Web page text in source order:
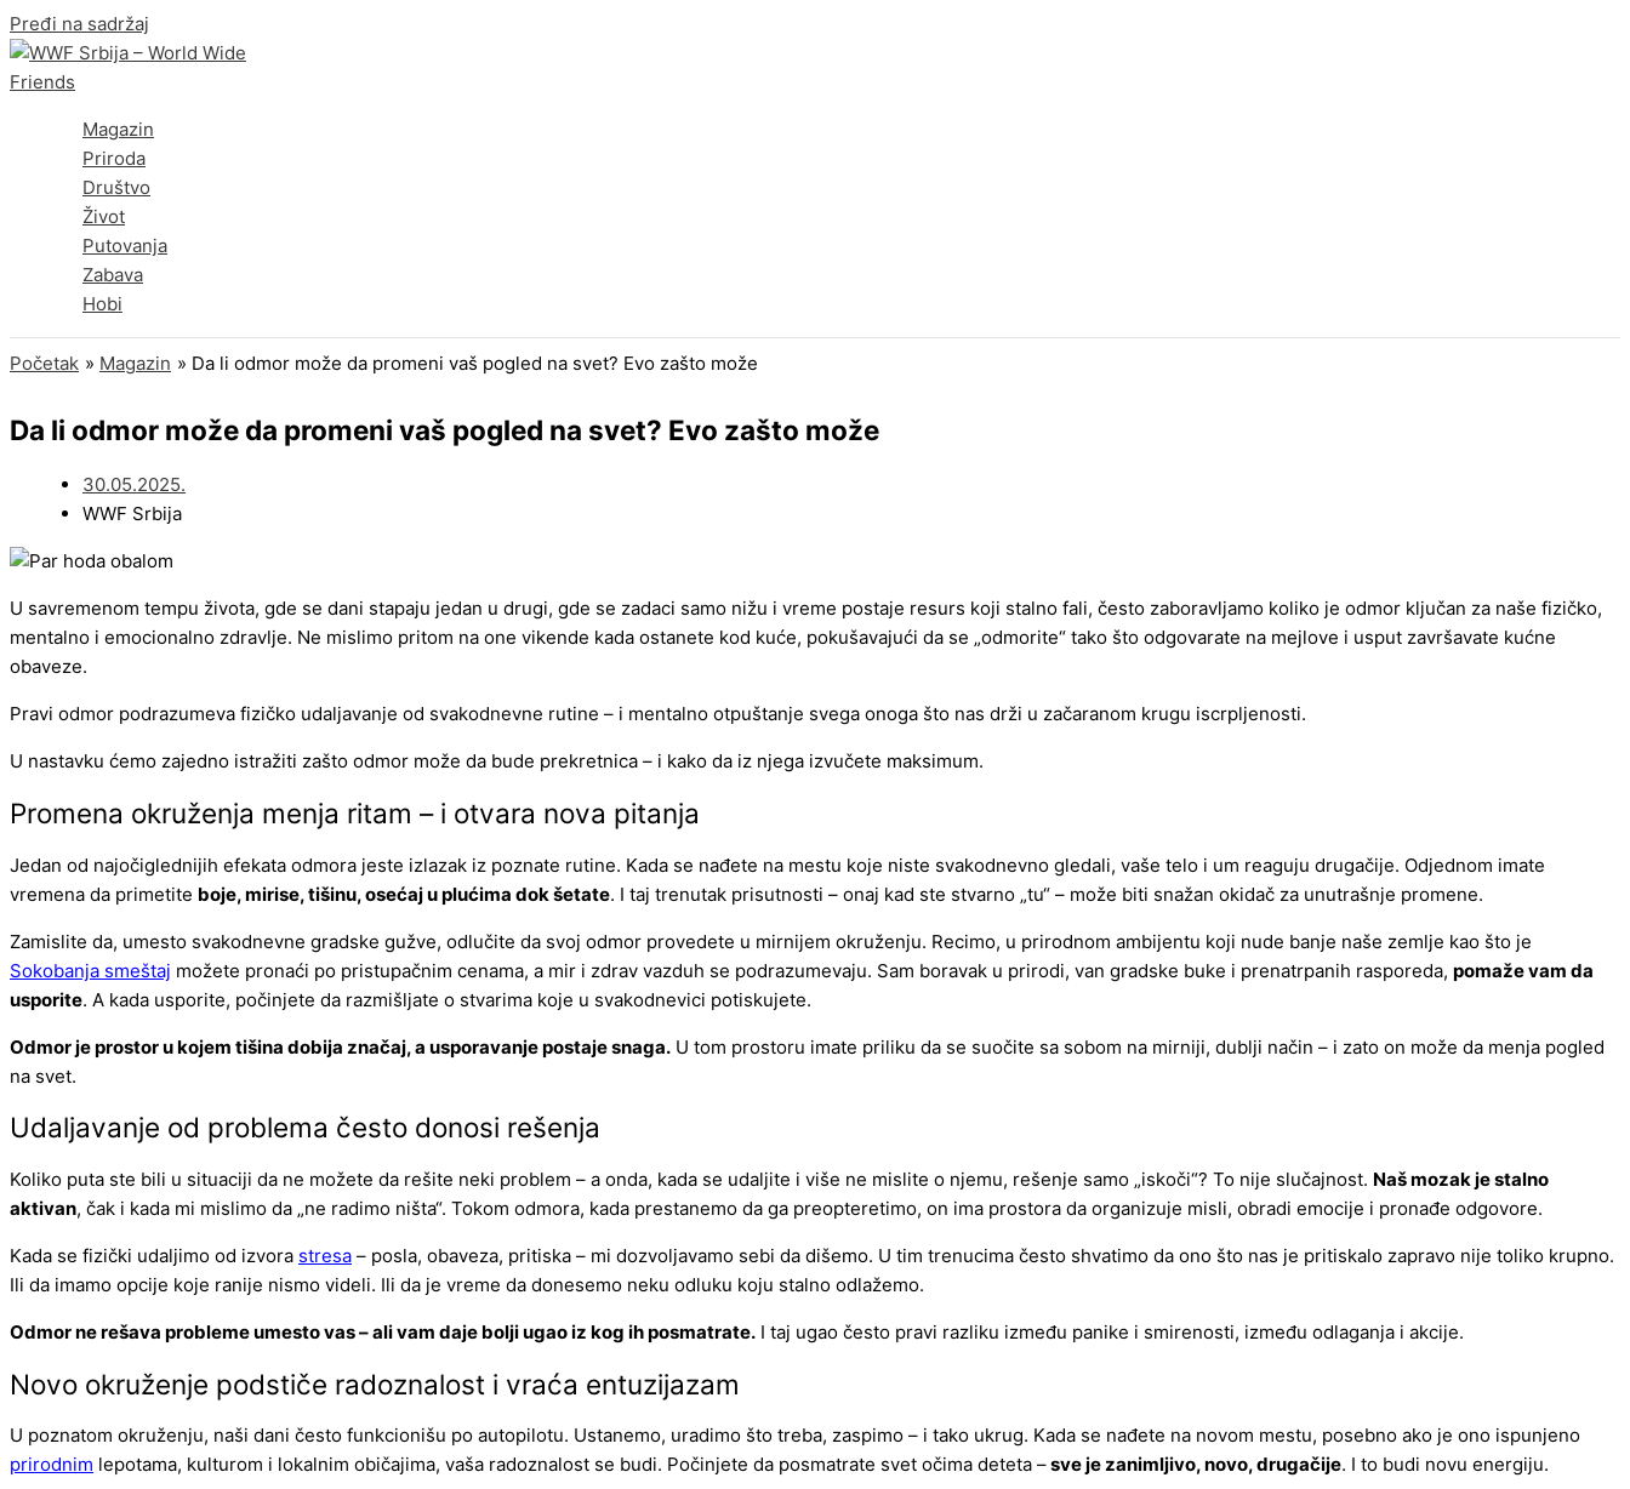
Pređi na sadržaj
Magazin
Priroda
Društvo
Život
Putovanja
Zabava
Hobi
Početak Magazin Da li odmor može da promeni vaš pogled na svet? Evo zašto može
Da li odmor može da promeni vaš pogled na svet? Evo zašto može
30.05.2025.
WWF Srbija
U savremenom tempu života, gde se dani stapaju jedan u drugi, gde se zadaci samo nižu i vreme postaje resurs koji stalno fali, često zaboravljamo koliko je odmor ključan za naše fizičko,
mentalno i emocionalno zdravlje. Ne mislimo pritom na one vikende kada ostanete kod kuće, pokušavajući da se „odmorite“ tako što odgovarate na mejlove i usput završavate kućne
obaveze.
Pravi odmor podrazumeva fizičko udaljavanje od svakodnevne rutine – i mentalno otpuštanje svega onoga što nas drži u začaranom krugu iscrpljenosti.
U nastavku ćemo zajedno istražiti zašto odmor može da bude prekretnica – i kako da iz njega izvučete maksimum.
Promena okruženja menja ritam – i otvara nova pitanja
Jedan od najočiglednijih efekata odmora jeste izlazak iz poznate rutine. Kada se nađete na mestu koje niste svakodnevno gledali, vaše telo i um reaguju drugačije. Odjednom imate
vremena da primetite boje, mirise, tišinu, osećaj u plućima dok šetate. I taj trenutak prisutnosti – onaj kad ste stvarno „tu“ – može biti snažan okidač za unutrašnje promene.
Zamislite da, umesto svakodnevne gradske gužve, odlučite da svoj odmor provedete u mirnijem okruženju. Recimo, u prirodnom ambijentu koji nude banje naše zemlje kao što je
Sokobanja smeštaj možete pronaći po pristupačnim cenama, a mir i zdrav vazduh se podrazumevaju. Sam boravak u prirodi, van gradske buke i prenatrpanih rasporeda, pomaže vam da
usporite. A kada usporite, počinjete da razmišljate o stvarima koje u svakodnevici potiskujete.
Odmor je prostor u kojem tišina dobija značaj, a usporavanje postaje snaga. U tom prostoru imate priliku da se suočite sa sobom na mirniji, dublji način – i zato on može da menja pogled
na svet.
Udaljavanje od problema često donosi rešenja
Koliko puta ste bili u situaciji da ne možete da rešite neki problem – a onda, kada se udaljite i više ne mislite o njemu, rešenje samo „iskoči“? To nije slučajnost. Naš mozak je stalno
aktivan, čak i kada mi mislimo da „ne radimo ništa“. Tokom odmora, kada prestanemo da ga preopteretimo, on ima prostora da organizuje misli, obradi emocije i pronađe odgovore.
Kada se fizički udaljimo od izvora stresa – posla, obaveza, pritiska – mi dozvoljavamo sebi da dišemo. U tim trenucima često shvatimo da ono što nas je pritiskalo zapravo nije toliko krupno.
Ili da imamo opcije koje ranije nismo videli. Ili da je vreme da donesemo neku odluku koju stalno odlažemo.
Odmor ne rešava probleme umesto vas – ali vam daje bolji ugao iz kog ih posmatrate. I taj ugao često pravi razliku između panike i smirenosti, između odlaganja i akcije.
Novo okruženje podstiče radoznalost i vraća entuzijazam
U poznatom okruženju, naši dani često funkcionišu po autopilotu. Ustanemo, uradimo što treba, zaspimo – i tako ukrug. Kada se nađete na novom mestu, posebno ako je ono ispunjeno
prirodnim lepotama, kulturom i lokalnim običajima, vaša radoznalost se budi. Počinjete da posmatrate svet očima deteta –sve je zanimljivo, novo, drugačije. I to budi novu energiju.